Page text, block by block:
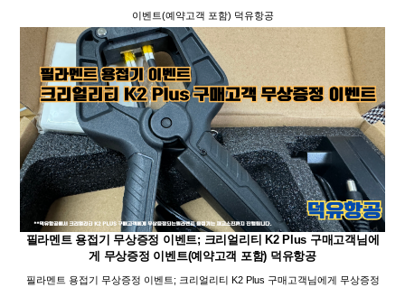
이벤트(예약고객 포함) 덕유항공
필라멘트 용접기 무상증정 이벤트; 크리얼리티 K2 Plus 구매고객님에
게 무상증정 이벤트(예약고객 포함) 덕유항공
필라멘트 용접기 무상증정 이벤트; 크리얼리티 K2 Plus 구매고객님에게 무상증정